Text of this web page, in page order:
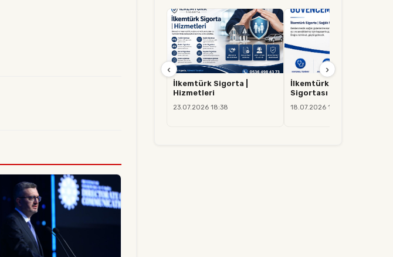
İlkemtürk Sigorta |
Hizmetleri
23.07.2026 18:38
İlkemtürk Sigorta | Sağlık
Sigortası
18.07.2026 14:37
‹ ›